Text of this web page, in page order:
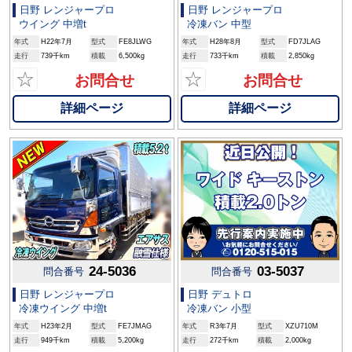
日野 レンジャープロ
ウイング 中増t
年式 H22年7月 型式
FE8JLWG
走行
739千km 積載 6,500kg
☆ お問合せ
詳細ページ
日野 レンジャープロ
冷凍バン 中型
年式 H28年8月 型式
FD7JLAG
走行
733千km 積載 2,850kg
☆ お問合せ
詳細ページ
問合番号 24-5036
日野 レンジャープロ
冷凍ウイング 中増t
年式 H23年2月 型式
FE7JMAG
走行
949千km 積載 5,200kg
問合番号 03-5037
日野 デュトロ
冷凍バン 小型
年式 R3年7月 型式
XZU710M
走行
272千km 積載 2,000kg